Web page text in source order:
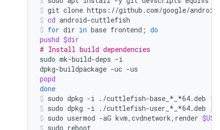
git clone https://github.com/google/
cd android-cuttlefish
for dir in base frontend ; do
pushd $dir
# Install build dependencies
sudo mk-build-deps -i
dpkg-buildpackage -uc
popd
done
sudo dpkg -i ./cuttlefish-base_*_*64.deb
||
sudo dpkg -i ./cuttlefish-user_*_*64.deb
||
sudo usermod -aG kvm,cvdnetwork,render
sudo reboot